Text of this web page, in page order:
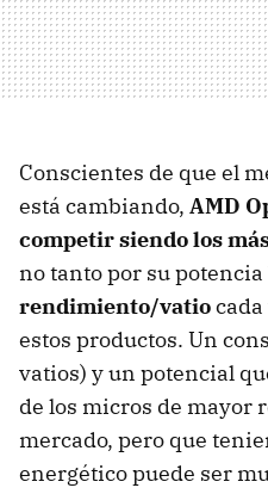
Conscientes de que el
está cambiando, AMD
competir siendo los
no tanto por su
rendimiento/vatio
estos productos. Un
vatios) y un potencial
de los micros de mayor
mercado, pero que
energético puede ser